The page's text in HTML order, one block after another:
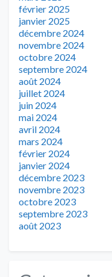
février 2025
janvier 2025
décembre 2024
novembre 2024
octobre 2024
septembre 2024
août 2024
juillet 2024
juin 2024
mai 2024
avril 2024
mars 2024
février 2024
janvier 2024
décembre 2023
novembre 2023
octobre 2023
septembre 2023
août 2023